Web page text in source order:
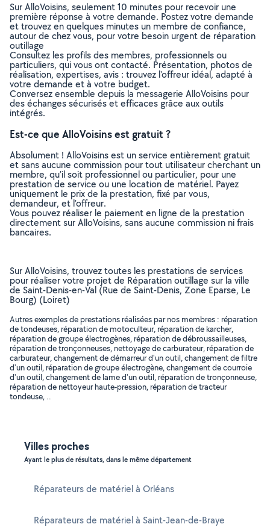
Sur AlloVoisins, seulement 10 minutes pour recevoir une
première réponse à votre demande. Postez votre demande
et trouvez en quelques minutes un membre de confiance,
autour de chez vous, pour votre besoin urgent de réparation
outillage
Consultez les profils des membres, professionnels ou
particuliers, qui vous ont contacté. Présentation, photos de
réalisation, expertises, avis : trouvez l'offreur idéal, adapté à
votre demande et à votre budget.
Conversez ensemble depuis la messagerie AlloVoisins pour
des échanges sécurisés et efficaces grâce aux outils
intégrés.
Est-ce que AlloVoisins est gratuit ?
Absolument ! AlloVoisins est un service entièrement gratuit
et sans aucune commission pour tout utilisateur cherchant un
membre, qu’il soit professionnel ou particulier, pour une
prestation de service ou une location de matériel. Payez
uniquement le prix de la prestation, fixé par vous,
demandeur, et l’offreur.
Vous pouvez réaliser le paiement en ligne de la prestation
directement sur AlloVoisins, sans aucune commission ni frais
bancaires.
Sur AlloVoisins, trouvez toutes les prestations de services
pour réaliser votre projet de Réparation outillage sur la ville
de Saint-Denis-en-Val (Rue de Saint-Denis, Zone Eparse, Le
Bourg) (Loiret)
Autres exemples de prestations réalisées par nos membres : réparation
de tondeuses, réparation de motoculteur, réparation de karcher,
réparation de groupe électrogènes, réparation de débroussailleuses,
réparation de tronçonneuses, nettoyage de carburateur, réparation de
carburateur, changement de démarreur d'un outil, changement de filtre
d'un outil, réparation de groupe électrogène, changement de courroie
d'un outil, changement de lame d'un outil, réparation de tronçonneuse,
réparation de nettoyeur haute-pression, réparation de tracteur
tondeuse, ..
Villes proches
Ayant le plus de résultats, dans le même département
Réparateurs de matériel à Orléans
Réparateurs de matériel à Saint-Jean-de-Braye